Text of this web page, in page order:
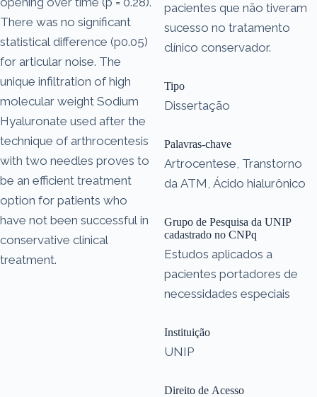
There was no significant
statistical difference (p0.05)
for articular noise. The
unique infiltration of high
molecular weight Sodium
Hyaluronate used after the
technique of arthrocentesis
with two needles proves to
be an efficient treatment
option for patients who
have not been successful in
conservative clinical
treatment.
pacientes que não tiveram
sucesso no tratamento
clínico conservador.
Tipo
Dissertação
Palavras-chave
Artrocentese, Transtorno
da ATM, Ácido hialurônico
Grupo de Pesquisa da UNIP
cadastrado no CNPq
Estudos aplicados a
pacientes portadores de
necessidades especiais
Instituição
UNIP
Direito de Acesso